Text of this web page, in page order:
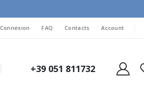
Connexion FAQ Contacts Account
+39 051 811732